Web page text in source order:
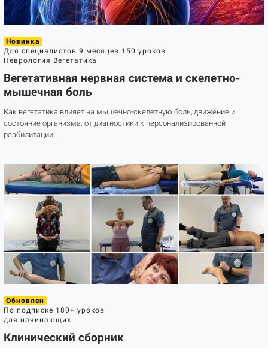
Обновлен
По подписке 180+ уроков
для начинающих
Клинический сборник
Новинка
Для специалистов 9 месяцев 150 уроков
Неврология Вегетатика
Вегетативная нервная система и скелетно-
мышечная боль
Как вегетатика влияет на мышечно-скелетную боль, движение и
состояние организма: от диагностики к персонализированной
реабилитации